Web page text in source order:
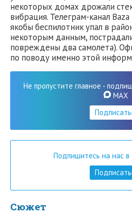
некоторых домах дрожали
вибрация. Телеграм-канал
якобы беспилотник упал в
некоторым данным,
повреждены два самолета).
по поводу именно этой
Не пропустите главное -
MAX
Подпишитесь на нас в
Сюжет